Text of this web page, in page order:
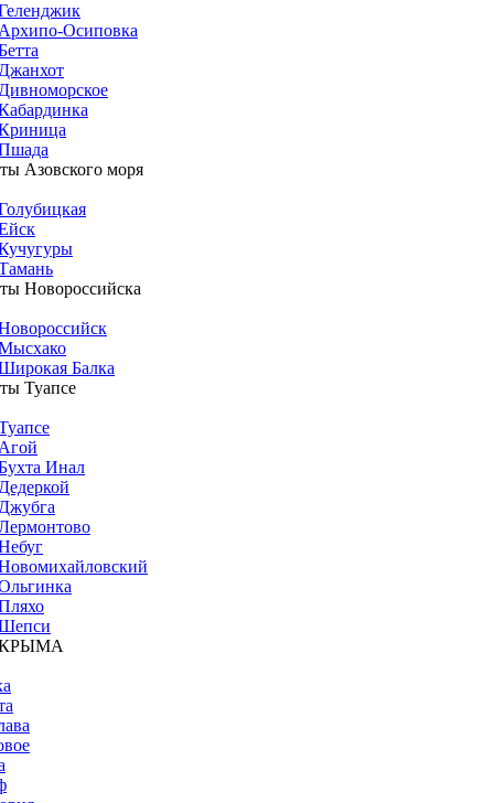
Осиповка
Азовского моря
Новороссийска
Балка
Туапсе
Инал